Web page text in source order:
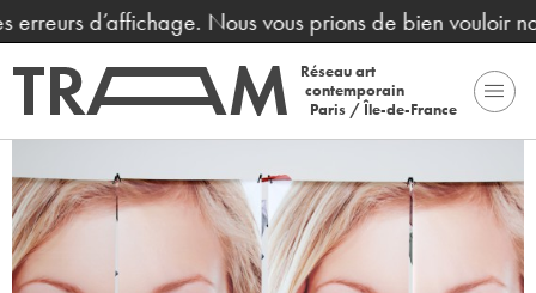
d’affichage. Nous vous prions de bien vouloir
Réseau art
contemporain
Paris / Île-de-France